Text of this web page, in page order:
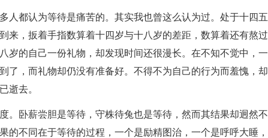
人都认为等待是痛苦的。其实我也曾这么认为过。处于十四五
来，扳着手指数算着十四岁与十八岁的差距，数算着还有熬过
岁的自己一份礼物，却发现时间还很漫长。在不知不觉中，一
了，而礼物却仍没有准备好。不得不为自己的行为而羞愧，却
逝去。
。卧薪尝胆是等待，守株待兔也是等待，然而其结果却迥然不
的不同在于等待的过程，一个是励精图治，一个是呼呼大睡，